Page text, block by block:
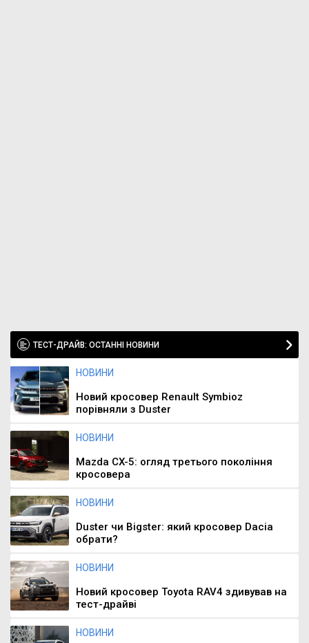
ТЕСТ-ДРАЙВ: ОСТАННІ НОВИНИ
НОВИНИ
Новий кросовер Renault Symbioz
порівняли з Duster
НОВИНИ
Mazda CX-5: огляд третього покоління
кросовера
НОВИНИ
Duster чи Bigster: який кросовер Dacia
обрати?
НОВИНИ
Новий кросовер Toyota RAV4 здивував на
тест-драйві
НОВИНИ